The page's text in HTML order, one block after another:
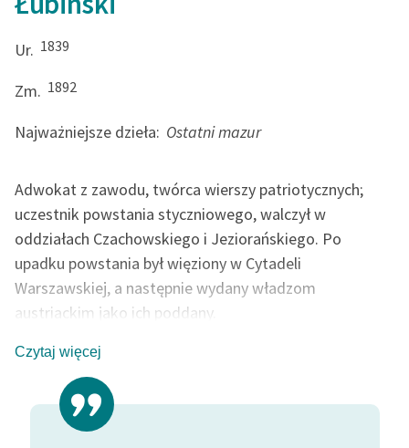
feministycznej
Ręce pełne poezji
Kolekcje edukacyjne
do domeny publicznej,
Odkurzamy bohaterów
Lektur
O nas
Kontakt
O projekcie
Ur. 1839
Zm. 1892
Najważniejsze dzieła: Ostatni mazur
Adwokat z zawodu, twórca wierszy patriotycznych;
uczestnik powstania styczniowego, walczył w
oddziałach Czachowskiego i Jeziorańskiego. Po
upadku powstania był więziony w Cytadeli
Warszawskiej, a następnie wydany władzom
austriackim jako ich poddany.
Czytaj więcej